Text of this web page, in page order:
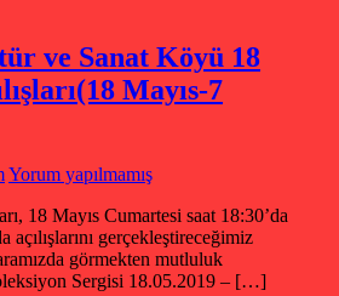
ve Sanat Köyü 18
Mayıs-7
Yorum yapılmamış
18 Mayıs Cumartesi saat 18:30’da
gerçekleştireceğimiz
görmekten mutluluk
Sergisi 18.05.2019 – […]